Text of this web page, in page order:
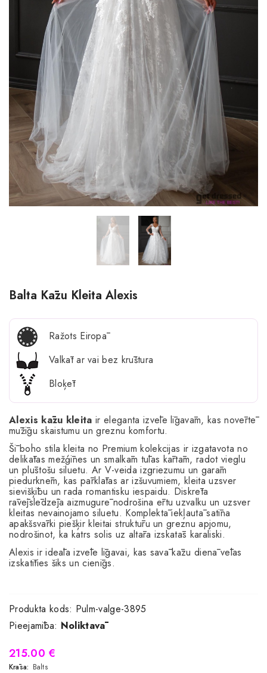
Balta Kāzu Kleita Alexis
Ražots Eiropā
Valkāt ar vai bez krūštura
Bloķēt
Alexis kāzu kleita ir eleganta izvēle līgavām, kas novērtē
mūžīgu skaistumu un greznu komfortu.
Šī boho stila kleita no Premium kolekcijas ir izgatavota no
delikātas mežģīnes un smalkām tūlas kārtām, radot vieglu
un plūstošu siluetu. Ar V-veida izgriezumu un garām
piedurknēm, kas pārklātas ar izšuvumiem, kleita uzsver
sievišķību un rada romantisku iespaidu. Diskrēta
rāvējslēdzēja aizmugurē nodrošina ērtu uzvalku un uzsver
kleitas nevainojamo siluetu. Komplektā iekļautā satīna
apakšsvārki piešķir kleitai struktūru un greznu apjomu,
nodrošinot, ka katrs solis uz altāra izskatās karaliski.
Alexis ir ideāla izvēle līgavai, kas savā kāzu dienā vēlas
izskatīties šiks un cienīgs.
Produkta kods: Pulm-valge-3895
Pieejamība: Noliktavā
215.00 €
Krāsa: Balts